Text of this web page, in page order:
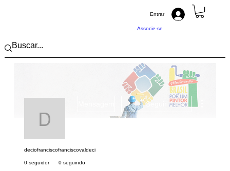
Associe-se
Entrar
Seguir
deciofranciscofranciscovaldeci
0 seguidor 0 seguindo